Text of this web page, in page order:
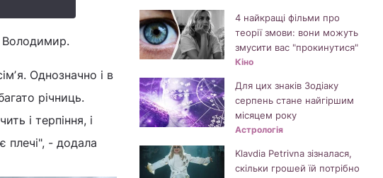
Володимир.
Однозначно і в
річниць.
і терпіння, і
плечі", - додала
4 найкращі фільми про
теорії змови: вони можуть
змусити вас "прокинутися"
Кіно
Для цих знаків Зодіаку
серпень стане найгіршим
місяцем року
Астрологія
Klavdia Petrivna зізналася,
скільки грошей їй потрібно